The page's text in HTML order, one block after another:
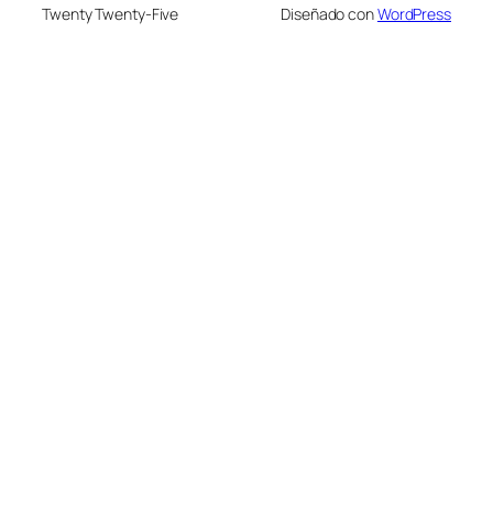
Twenty Twenty-Five Diseñado conWordPress